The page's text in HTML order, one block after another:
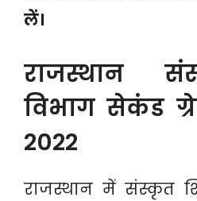
लें।
राजस्थान
विभाग सेकंड
2022
राजस्थान में संस्कृत